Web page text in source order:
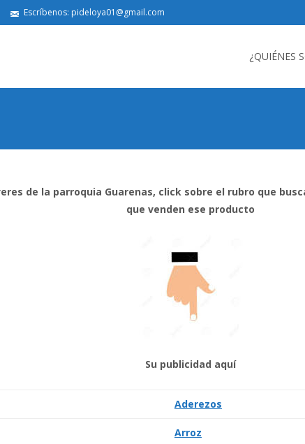
Escríbenos: pideloya01@gmail.com
¿QUIÉNES
de la parroquia Guarenas, click sobre el rubro que
que venden ese producto
Su publicidad aquí
Aderezos
Arroz